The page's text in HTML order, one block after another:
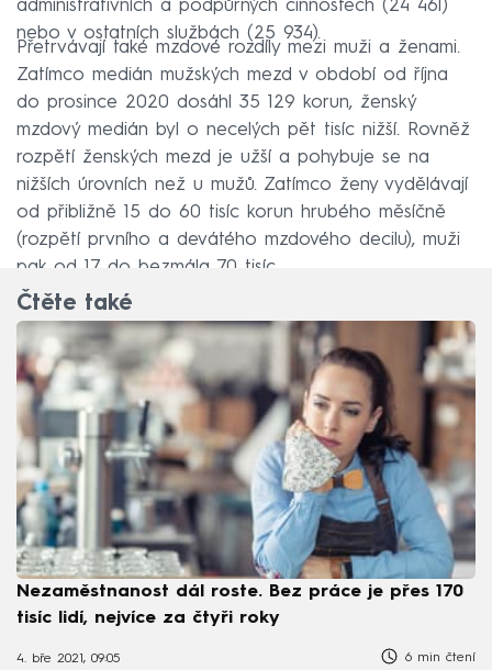
administrativních a podpůrných činnostech (24 461)
nebo v ostatních službách (25 934).
Přetrvávají také mzdové rozdíly mezi muži a ženami.
Zatímco medián mužských mezd v období od října
do prosince 2020 dosáhl 35 129 korun, ženský
mzdový medián byl o necelých pět tisíc nižší. Rovněž
rozpětí ženských mezd je užší a pohybuje se na
nižších úrovních než u mužů. Zatímco ženy vydělávají
od přibližně 15 do 60 tisíc korun hrubého měsíčně
(rozpětí prvního a devátého mzdového decilu), muži
pak od 17 do bezmála 70 tisíc.
Čtěte také
Nezaměstnanost dál roste. Bez práce je přes 170
tisíc lidí, nejvíce za čtyři roky
4. bře 2021, 09:05 6 min čtení